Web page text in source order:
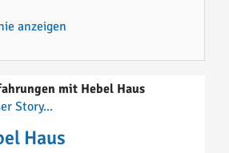
anzeigen
mit Hebel Haus
Story...
Haus